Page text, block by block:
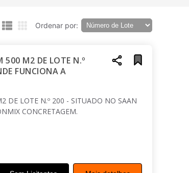
Ordenar por:
500 M2 DE LOTE N.º
FUNCIONA A
DE LOTE N.º 200 - SITUADO NO SAAN
CONCRETAGEM.